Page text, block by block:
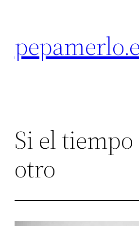
Si el tiempo
otro